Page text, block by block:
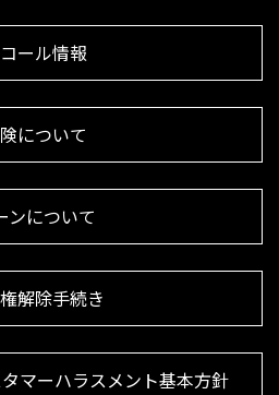
ール情報
について
ンについて
解除手続き
マーハラスメント基本方針